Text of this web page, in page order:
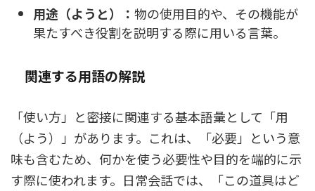
用途（ようと）： 物の使用目的や、その機能が
果たすべき役割を説明する際に用いる言葉。
関連する用語の解説
「使い方」と密接に関連する基本語彙として「用
（よう）」があります。これは、「必要」という意
味も含むため、何かを使う必要性や目的を端的に示
す際に使われます。日常会話では、「この道具はど